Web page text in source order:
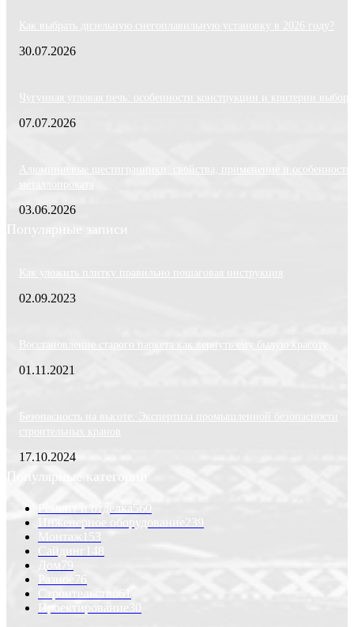
Как выбрать дизельную снегоплавильную установку в 2026 году?
30.07.2026
Чугунная угловая печь: особенности конструкции и критерии выбора
07.07.2026
Алюминиевые шестигранники: свойства, применение и особенности
металлопроката
03.06.2026
Популярные записи
Как уложить плитку правильно пошаговая инструкция
02.09.2023
Восстановление старого паркета как вернуть ему былую красоту
01.11.2021
Безопасность на высоте: Экспертиза промышленной безопасности
строительных кранов
17.10.2024
Популярные категории
Ремонт и отделка 560
Инженерное оборудование 239
Монтаж
153
Сайдинг
148
79
Разное
76
Строительство
61
Проектирование